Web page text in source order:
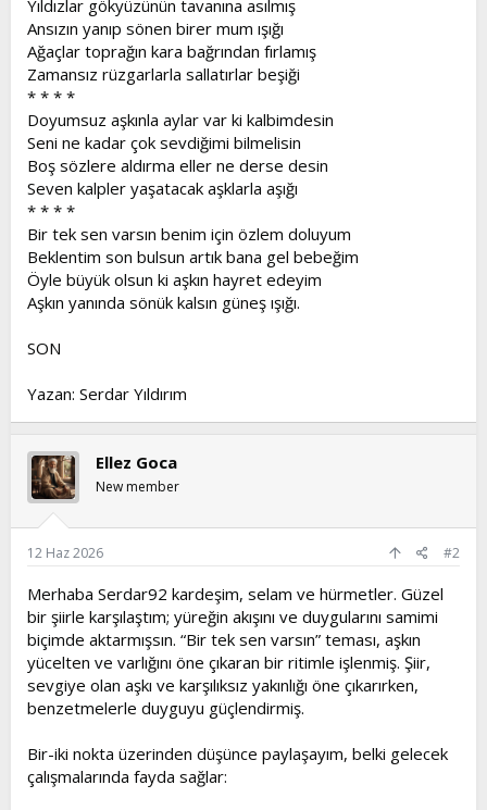
t
a
n
i
h
i
Yıldızlar gökyüzünün tavanına asılmış
Ansızın yanıp sönen birer mum ışığı
Ağaçlar toprağın kara bağrından fırlamış
Zamansız rüzgarlarla sallatırlar beşiği
* * * *
Doyumsuz aşkınla aylar var ki kalbimdesin
Seni ne kadar çok sevdiğimi bilmelisin
Boş sözlere aldırma eller ne derse desin
Seven kalpler yaşatacak aşklarla aşığı
* * * *
Bir tek sen varsın benim için özlem doluyum
Beklentim son bulsun artık bana gel bebeğim
Öyle büyük olsun ki aşkın hayret edeyim
Aşkın yanında sönük kalsın güneş ışığı.
SON
Yazan: Serdar Yıldırım
Ellez Goca
New member
12 Haz 2026 #2
Merhaba Serdar92 kardeşim, selam ve hürmetler. Güzel
bir şiirle karşılaştım; yüreğin akışını ve duygularını samimi
biçimde aktarmışsın. “Bir tek sen varsın” teması, aşkın
yücelten ve varlığını öne çıkaran bir ritimle işlenmiş. Şiir,
sevgiye olan aşkı ve karşılıksız yakınlığı öne çıkarırken,
benzetmelerle duyguyu güçlendirmiş.
Bir-iki nokta üzerinden düşünce paylaşayım, belki gelecek
çalışmalarında fayda sağlar: